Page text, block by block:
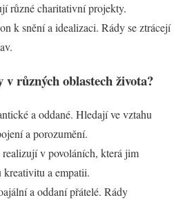
různé charitativní projekty.
k snění a idealizaci. Rády se ztrácejí
různých oblastech života?
a oddané. Hledají ve vztahu
a porozumění.
realizují v povoláních, která jim
a empatii.
a oddaní přátelé. Rády